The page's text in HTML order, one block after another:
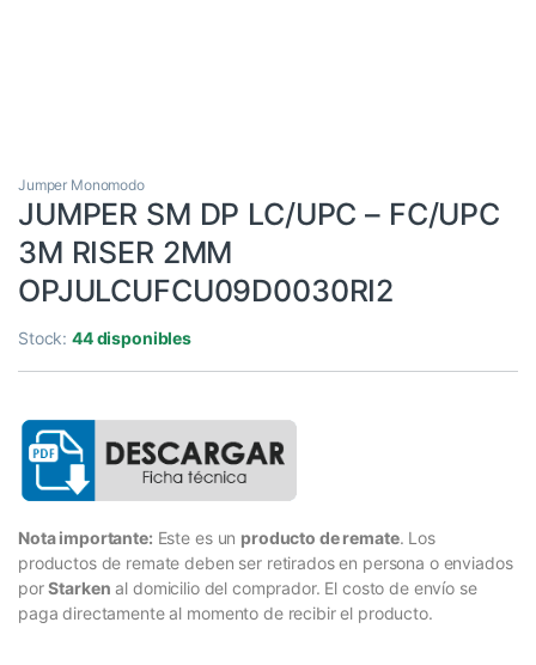
Jumper Monomodo
JUMPER SM DP LC/UPC – FC/UPC
3M RISER 2MM
OPJULCUFCU09D0030RI2
Stock:44 disponibles
Nota importante: Este es un producto de remate. Los
productos de remate deben ser retirados en persona o enviados
porStarken al domicilio del comprador. El costo de envío se
paga directamente al momento de recibir el producto.